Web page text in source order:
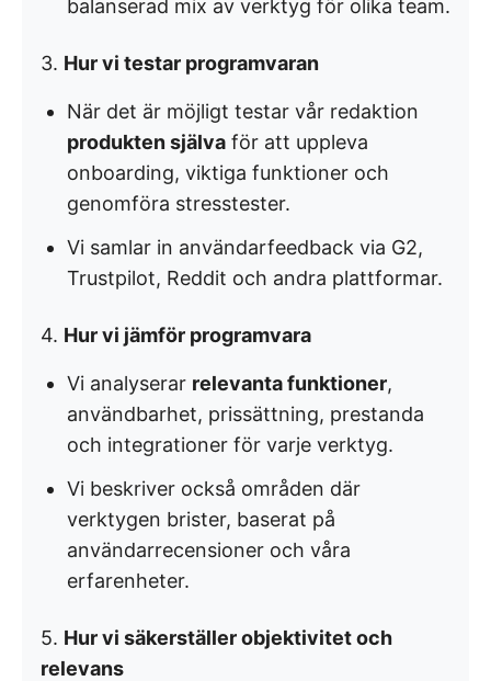
balanserad mix av verktyg för olika team.
3. Hur vi testar programvaran
När det är möjligt testar vår redaktion
produkten själva för att uppleva
onboarding, viktiga funktioner och
genomföra stresstester.
Vi samlar in användarfeedback via G2,
Trustpilot, Reddit och andra plattformar.
4. Hur vi jämför programvara
Vi analyserar relevanta funktioner,
användbarhet, prissättning, prestanda
och integrationer för varje verktyg.
Vi beskriver också områden där
verktygen brister, baserat på
användarrecensioner och våra
erfarenheter.
5. Hur vi säkerställer objektivitet och
relevans